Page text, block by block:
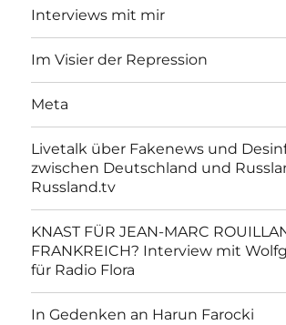
Interviews mit mir
Im Visier der Repression
Meta
Livetalk über Fakenews und
zwischen Deutschland und
Russland.tv
KNAST FÜR JEAN-MARC
FRANKREICH? Interview mit
für Radio Flora
In Gedenken an Harun Farocki